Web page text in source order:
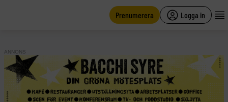
Prenumerera Logga in
ANNONS